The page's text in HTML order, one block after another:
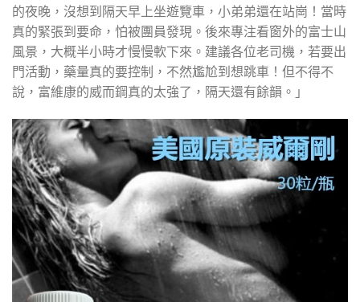
的夜晚，沒想到隔天早上坐遊覽車，小弟弟還在站崗！當時
真的緊張到要命，怕被團員發現。後來專注看窗外的富士山
風景，大概半小時才慢慢軟下來。建議各位老司機，若要出
門活動，藥量真的要控制，不然尷尬到想跳車！但不得不
說，富維康的威而鋼真的太強了，隔天還有餘韻。」